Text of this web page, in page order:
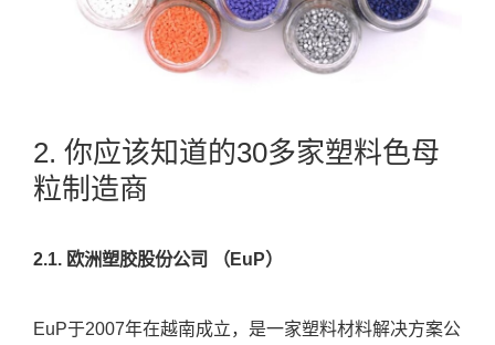
2. 你应该知道的30多家塑料色母
粒制造商
2.1. 欧洲塑胶股份公司 （EuP）
EuP于2007年在越南成立，是一家塑料材料解决方案公